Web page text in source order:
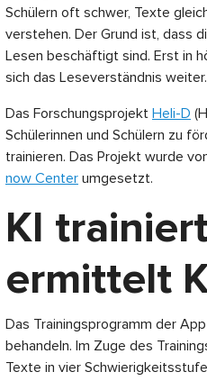
Schülern oft schwer, Texte
verstehen. Der Grund ist, dass
Lesen beschäftigt sind. Erst in
sich das Leseverständnis weiter.
Das Forschungsprojekt Heli-D
Schülerinnen und Schülern zu
trainieren. Das Projekt wurde
now Center umgesetzt.
KI
ermittelt
Das Trainingsprogramm der
behandeln. Im Zuge des
Texte in vier